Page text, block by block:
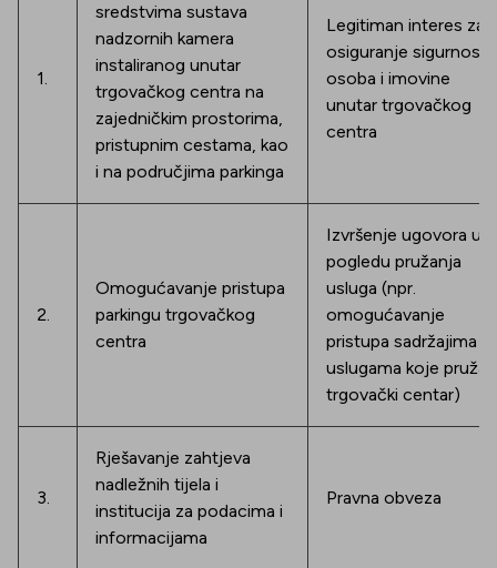
1.
sredstvima sustava
nadzornih kamera
instaliranog unutar
trgovačkog centra na
zajedničkim prostorima,
pristupnim cestama, kao
i na područjima parkinga
Legitiman interes za
osiguranje sigurnosti
osoba i imovine
unutar trgovačkog
centra
2.
Omogućavanje pristupa
parkingu trgovačkog
centra
Izvršenje ugovora u
pogledu pružanja
usluga (npr.
omogućavanje
pristupa sadržajima i
uslugama koje pruža
trgovački centar)
3.
Rješavanje zahtjeva
nadležnih tijela i
institucija za podacima i
informacijama
Pravna obveza